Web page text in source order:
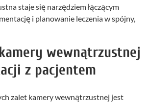
staje się narzędziem łączącym
i planowanie leczenia w spójny,
wewnątrzustnej
z pacjentem
zalet kamery wewnątrzustnej jest